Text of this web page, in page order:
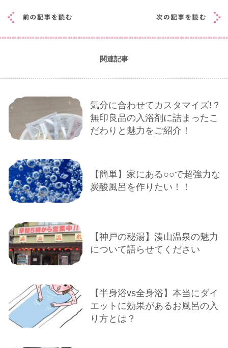
関連記事
気分に合わせてカスタマイズ!？
無印良品の入浴剤に詰まったこ
だわりと魅力をご紹介！
【簡単】家にある○○で超強力な
炭酸風呂を作りたい！！
【神戸の秘湯】湊山温泉の魅力
について語らせてください
【半身浴vs全身浴】本当にダイ
エットに効果があるお風呂の入
り方とは？